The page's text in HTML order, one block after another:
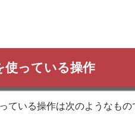
っている操作
ている操作は次のようなもの